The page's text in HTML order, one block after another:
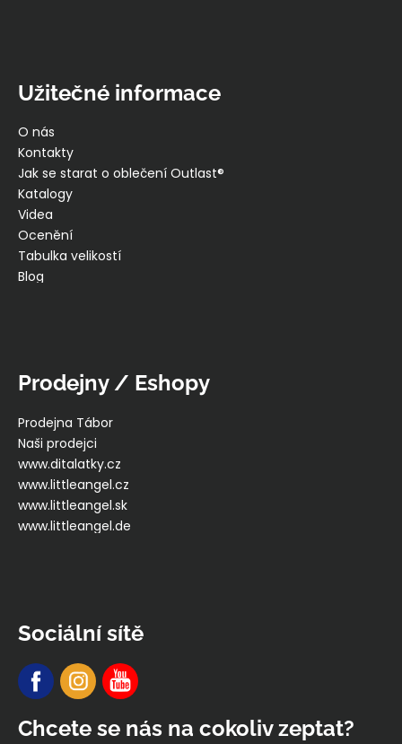
Užitečné informace
O nás
Kontakty
Jak se starat o oblečení Outlast®
Katalogy
Videa
Ocenění
Tabulka velikostí
Blog
Prodejny / Eshopy
Prodejna Tábor
Naši prodejci
www.ditalatky.cz
www.littleangel.cz
www.littleangel.sk
www.littleangel.de
Sociální sítě
Chcete se nás na cokoliv zeptat?